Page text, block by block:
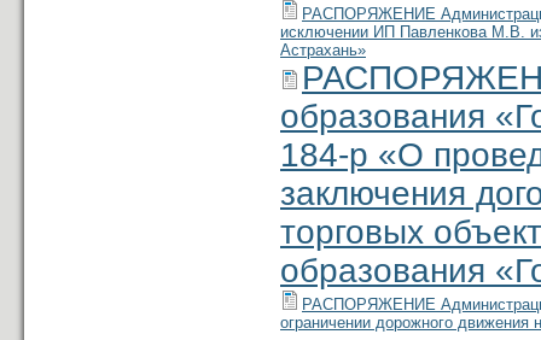
РАСПОРЯЖЕНИЕ
исключении ИП Павленкова М.В.
Астрахань»
образования
184-р «О
заключения
торговых
образования
РАСПОРЯЖЕНИЕ
ограничении дорожного движения